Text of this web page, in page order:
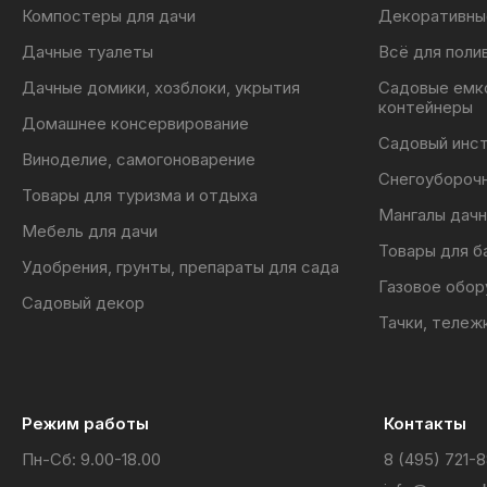
Торфяной поглотитель запаха 5 литров. - 1
Дренажный шланг и штуцер - 1 шт.
Компостеры для дачи
Дачные туалеты
Дачные домики, хозблоки, укрытия
Домашнее консервирование
Виноделие, самогоноварение
Товары для туризма и отдыха
Мебель для дачи
Удобрения, грунты, препараты для сада
Садовый декор
Всё для
Садовые
контейнеры
Садовый
Мангалы
Товары для
Газовое
Тачки,
Режим работы
Пн-Сб: 9.00-18.00
Контакты
8 (495) 721-